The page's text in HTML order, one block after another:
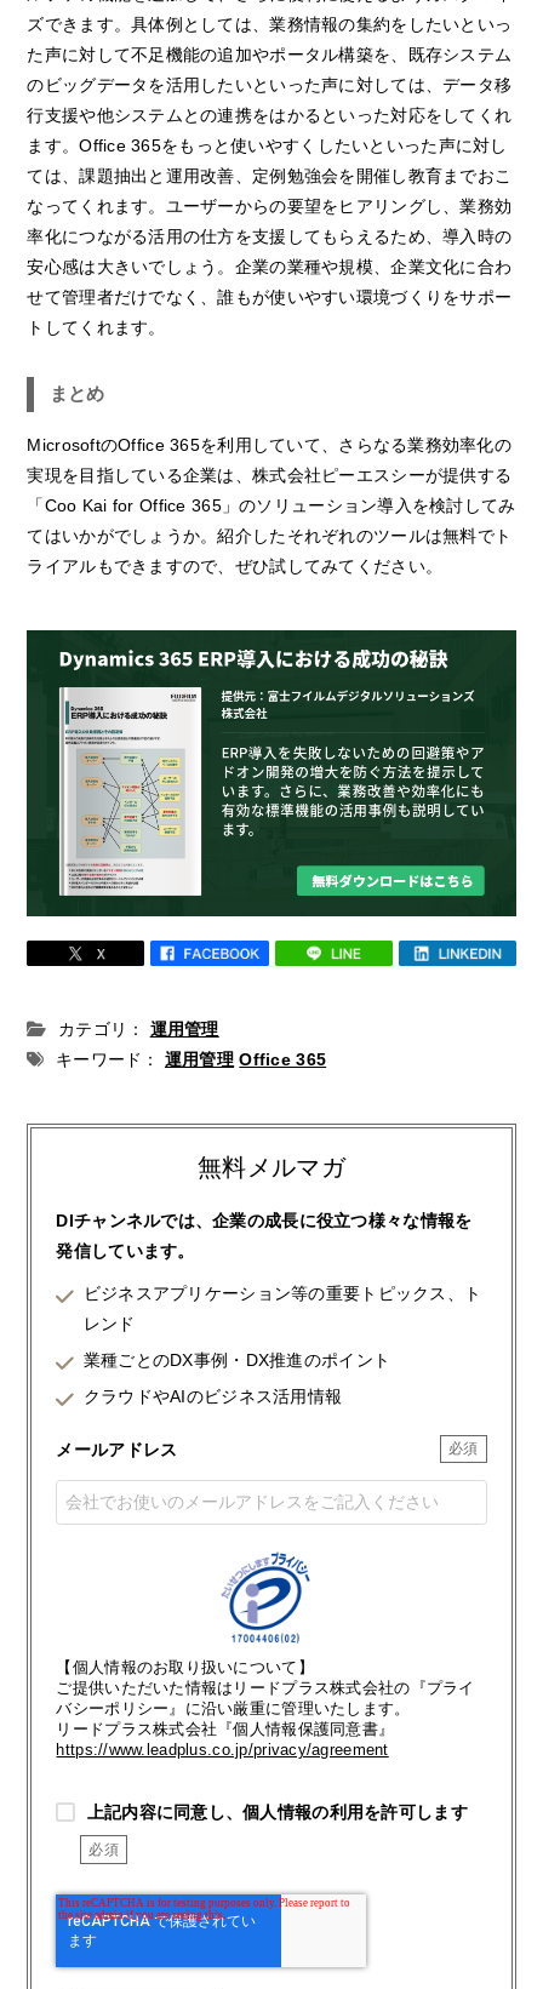
ズできます。具体例としては、業務情報の集約をしたいといっ
た声に対して不足機能の追加やポータル構築を、既存システム
のビッグデータを活用したいといった声に対しては、データ移
行支援や他システムとの連携をはかるといった対応をしてくれ
ます。Office 365をもっと使いやすくしたいといった声に対し
ては、課題抽出と運用改善、定例勉強会を開催し教育までおこ
なってくれます。ユーザーからの要望をヒアリングし、業務効
率化につながる活用の仕方を支援してもらえるため、導入時の
安心感は大きいでしょう。企業の業種や規模、企業文化に合わ
せて管理者だけでなく、誰もが使いやすい環境づくりをサポー
トしてくれます。
まとめ
MicrosoftのOffice 365を利用していて、さらなる業務効率化の
実現を目指している企業は、株式会社ピーエスシーが提供する
「Coo Kai for Office 365」のソリューション導入を検討してみ
てはいかがでしょうか。紹介したそれぞれのツールは無料でト
ライアルもできますので、ぜひ試してみてください。
カテゴリ：
運用管理
キーワード：
運用管理 Office 365
無料メルマガ
DIチャンネルでは、企業の成長に役立つ様々な情報を
発信しています。
ビジネスアプリケーション等の重要トピックス、ト
レンド
業種ごとのDX事例・DX推進のポイント
クラウドやAIのビジネス活用情報
メールアドレス
【個人情報のお取り扱いについて】
ご提供いただいた情報はリードプラス株式会社の『プライ
バシーポリシー』に沿い厳重に管理いたします。
リードプラス株式会社『個人情報保護同意書』
https://www.leadplus.co.jp/privacy/agreement
上記内容に同意し、個人情報の利用を許可します